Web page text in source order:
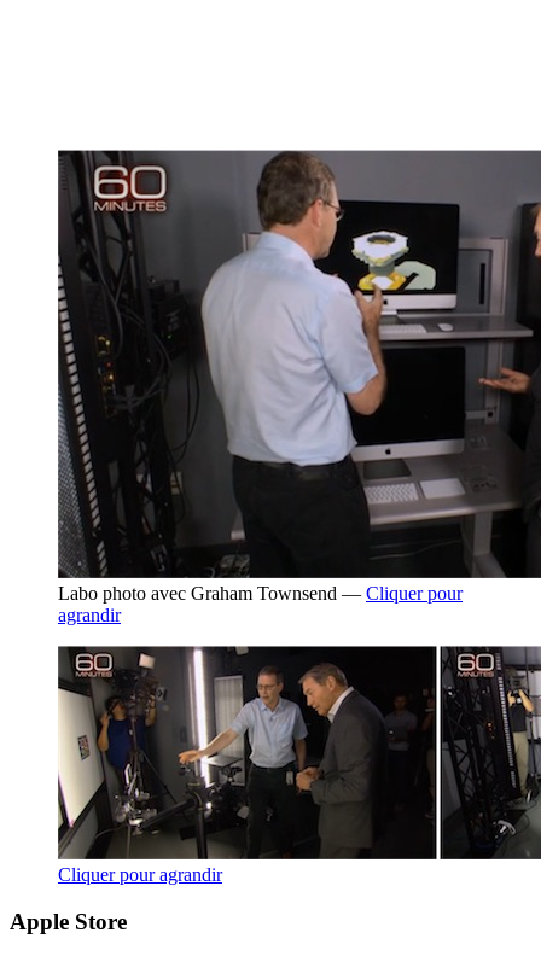
Labo photo avec Graham Townsend — Cliquer pour
agrandir
Cliquer pour agrandir
Apple Store